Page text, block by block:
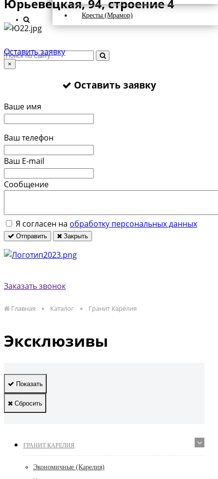
Кресты (Мрамор)
Юрьевецкая, 94, строение 4
Оставить заявку
×
Оставить заявку
Ваше имя
Ваш телефон
Ваш E-mail
Сообщение
Я согласен на обработку персональных данных
Отправить Закрыть
Заказать звонок
Главная Каталог Гранит Карелия
Эксклюзивы
Показать
Сбросить
ГРАНИТ КАРЕЛИЯ
Экономичные (Карелия)